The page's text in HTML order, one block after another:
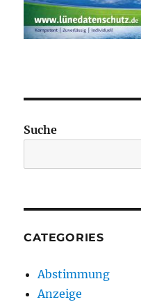
Suche
CATEGORIES
Abstimmung
Anzeige